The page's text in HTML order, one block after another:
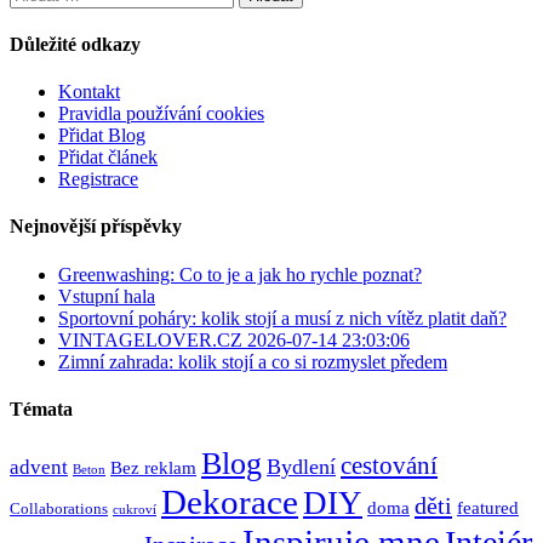
Důležité odkazy
Kontakt
Pravidla používání cookies
Přidat Blog
Přidat článek
Registrace
Nejnovější příspěvky
Greenwashing: Co to je a jak ho rychle poznat?
Vstupní hala
Sportovní poháry: kolik stojí a musí z nich vítěz platit daň?
VINTAGELOVER.CZ 2026-07-14 23:03:06
Zimní zahrada: kolik stojí a co si rozmyslet předem
Témata
advent Beton Bez reklam Blog Bydlení cestování
Collaborations cukroví DekoraceDIY doma děti featured